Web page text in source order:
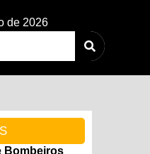
de 2026
Bombeiros